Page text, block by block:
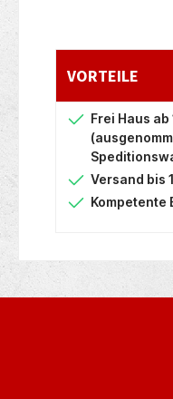
VORTEILE
Frei Haus ab
Versand bis
Kompetente